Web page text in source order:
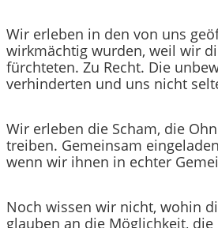
Wir erleben in den von uns
wirkmächtig wurden, weil wir
fürchteten. Zu Recht. Die
verhinderten und uns nicht
Wir erleben die Scham, die
treiben. Gemeinsam
wenn wir ihnen in echter
Noch wissen wir nicht, wohin
glauben an die Möglichkeit,